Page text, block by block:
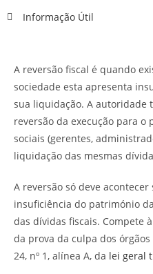
Informação Útil
A reversão fiscal é quando
sociedade esta apresenta
sua liquidação. A
reversão da execução para o
sociais (gerentes,
liquidação das mesmas
A reversão só deve
insuficiência do património
das dívidas fiscais. Compete
da prova da culpa dos
24, nº 1, alínea A, da lei geral